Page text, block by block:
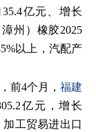
亿元、增长
州）橡胶2025
以上，汽配产
前4个月， 福建
亿元，增长
加工贸易进出口